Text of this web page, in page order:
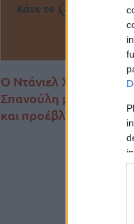
Κάνε το
Ο Ντάνιελ Χάκετ
Σπανούλη με αφορμή
και προέβλεψε πόσα